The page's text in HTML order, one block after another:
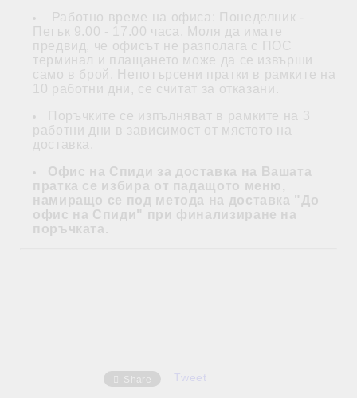
Работно време на офиса: Понеделник -
Петък 9.00 - 17.00 часа. Моля да имате
предвид, че офисът не разполага с ПОС
терминал и плащането може да се извърши
само в брой. Непотърсени пратки в рамките на
10 работни дни, се считат за отказани.
Поръчките се изпълняват в рамките на 3
работни дни в зависимост от мястото на
доставка.
Офис на Спиди за доставка на Вашата
пратка се избира от падащото меню,
намиращо се под метода на доставка "До
офис на Спиди" при финализиране на
поръчката.
Share Tweet